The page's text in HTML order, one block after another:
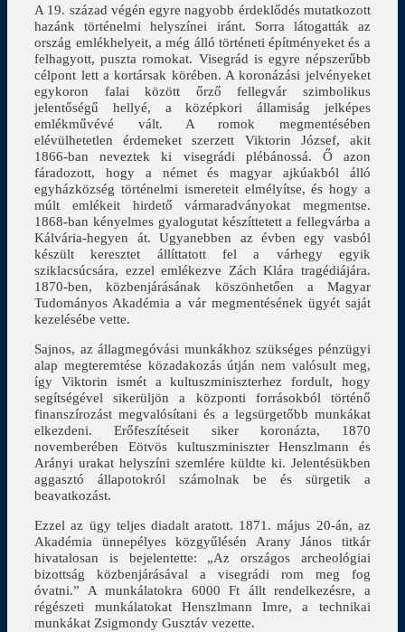
A 19. század végén egyre nagyobb érdeklődés mutatkozott
hazánk történelmi helyszínei iránt. Sorra látogatták az
ország emlékhelyeit, a még álló történeti építményeket és a
felhagyott, puszta romokat. Visegrád is egyre népszerűbb
célpont lett a kortársak körében. A koronázási jelvényeket
egykoron falai között őrző fellegvár szimbolikus
jelentőségű hellyé, a középkori államiság jelképes
emlékművévé vált. A romok megmentésében
elévülhetetlen érdemeket szerzett Viktorin József, akit
1866-ban neveztek ki visegrádi plébánossá. Ő azon
fáradozott, hogy a német és magyar ajkúakból álló
egyházközség történelmi ismereteit elmélyítse, és hogy a
múlt emlékeit hirdető vármaradványokat megmentse.
1868-ban kényelmes gyalogutat készíttetett a fellegvárba a
Kálvária-hegyen át. Ugyanebben az évben egy vasból
készült keresztet állíttatott fel a várhegy egyik
sziklacsúcsára, ezzel emlékezve Zách Klára tragédiájára.
1870-ben, közbenjárásának köszönhetően a Magyar
Tudományos Akadémia a vár megmentésének ügyét saját
kezelésébe vette.
Sajnos, az állagmegóvási munkákhoz szükséges pénzügyi
alap megteremtése közadakozás útján nem valósult meg,
így Viktorin ismét a kultuszminiszterhez fordult, hogy
segítségével sikerüljön a központi forrásokból történő
finanszírozást megvalósítani és a legsürgetőbb munkákat
elkezdeni. Erőfeszítéseit siker koronázta, 1870
novemberében Eötvös kultuszminiszter Henszlmann és
Arányi urakat helyszíni szemlére küldte ki. Jelentésükben
aggasztó állapotokról számolnak be és sürgetik a
beavatkozást.
Ezzel az ügy teljes diadalt aratott. 1871. május 20-án, az
Akadémia ünnepélyes közgyűlésén Arany János titkár
hivatalosan is bejelentette: „Az országos archeológiai
bizottság közbenjárásával a visegrádi rom meg fog
óvatni.” A munkálatokra 6000 Ft állt rendelkezésre, a
régészeti munkálatokat Henszlmann Imre, a technikai
munkákat Zsigmondy Gusztáv vezette.